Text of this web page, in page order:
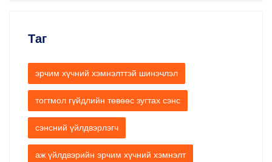
Таг
эрчим хүчний хэмнэлттэй шинэчлэл
тогтмол гүйдлийн төвөөс зугтах сэнс
сэнсний үйлдвэрлэгч
аж үйлдвэрийн эрчим хүчний хэмнэлт